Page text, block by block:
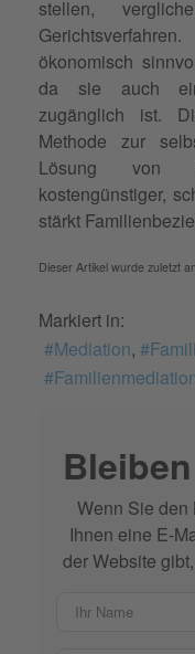
stellen,
ökonomisch
da sie auch
zugänglich ist.
Methode zur
Lösung von
kostengünstiger,
stärkt
Dieser Artikel wurde zuletzt
Markiert in:
Mediation
Wenn Sie den
Ihnen eine E-
der Website